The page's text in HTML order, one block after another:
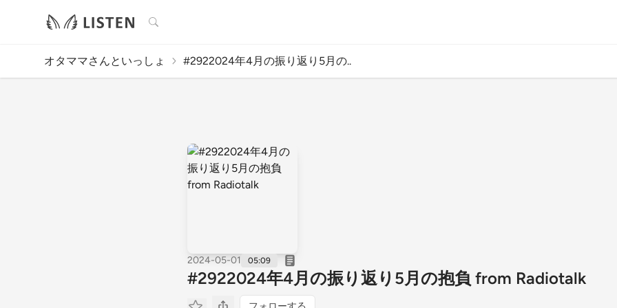
検索
オタママさんといっしょ #2922024年4月の振り返り5月の..
2024-05-01 05:09
#2922024年4月の振り返り5月の抱負 from Radiotalk